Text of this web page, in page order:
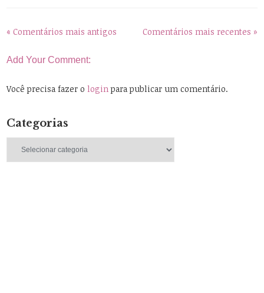
« Comentários mais antigos Comentários mais recentes »
Add Your Comment:
Você precisa fazer ologinpara publicar um comentário.
Categorias